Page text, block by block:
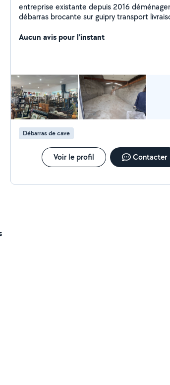
entreprise existante depuis 2016
débarras brocante sur guipry transport
Aucun avis pour l'instant
Débarras de cave
Voir le profil Contacter